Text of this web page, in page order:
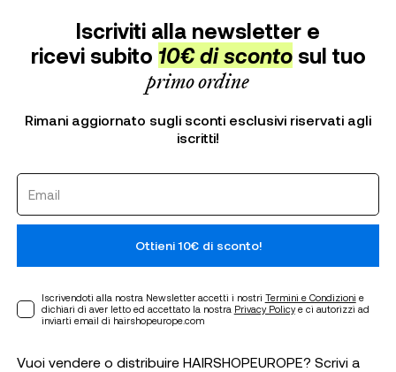
Iscriviti alla newsletter e
ricevi subito 10€ di scontosul tuo
primo ordine
Rimani aggiornato sugli sconti esclusivi riservati agli
iscritti!
Ottieni 10€ di sconto!
Iscrivendoti alla nostra Newsletter accetti i nostri Termini e Condizioni e
dichiari di aver letto ed accettato la nostra Privacy Policye ci autorizzi ad
inviarti email di hairshopeurope.com
Vuoi vendere o distribuire HAIRSHOPEUROPE? Scrivi a